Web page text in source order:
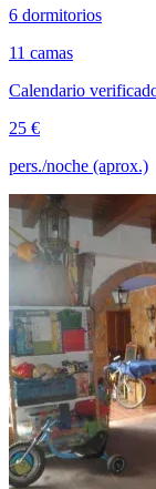
6 dormitorios
11 camas
Calendario
25 €
pers./noche (aprox.)